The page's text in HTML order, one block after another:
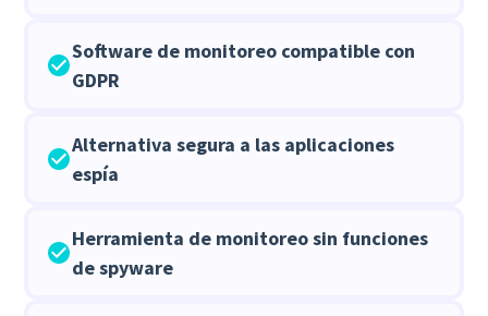
Software de monitoreo compatible con
GDPR
Alternativa segura a las aplicaciones
espía
Herramienta de monitoreo sin funciones
de spyware